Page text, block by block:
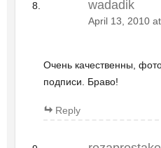
wadadik
April 13, 2010
Очень качественны,
подписи. Браво!
Reply